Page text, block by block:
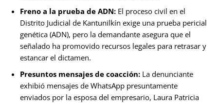
Freno a la prueba de ADN: El proceso civil en el
Distrito Judicial de Kantunilkín exige una prueba pericial
genética (ADN), pero la demandante asegura que el
señalado ha promovido recursos legales para retrasar y
estancar el dictamen.
Presuntos mensajes de coacción: La denunciante
exhibió mensajes de WhatsApp presuntamente
enviados por la esposa del empresario, Laura Patricia